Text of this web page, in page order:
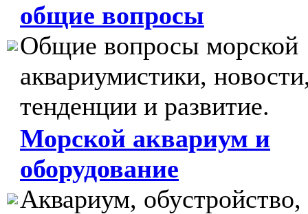
общие вопросы
Общие вопросы морской
аквариумистики,
тенденции и развитие.
Морской аквариум и
оборудование
Аквариум, обустройство,